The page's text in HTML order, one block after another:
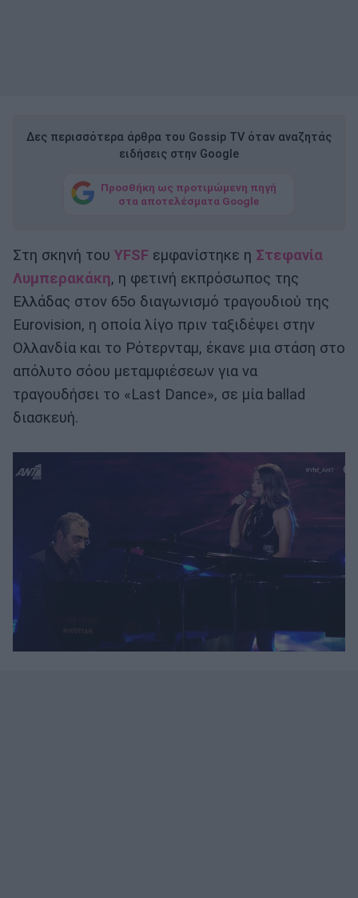
Δες περισσότερα άρθρα του Gossip TV όταν αναζητάς
ειδήσεις στην Google
Προσθήκη ως προτιμώμενη πηγή
στα αποτελέσματα Google
Στη σκηνή του YFSF εμφανίστηκε η Στεφανία
Λυμπερακάκη, η φετινή εκπρόσωπος της
Ελλάδας στον 65ο διαγωνισμό τραγουδιού της
Eurovision, η οποία λίγο πριν ταξιδέψει στην
Ολλανδία και το Ρότερνταμ, έκανε μια στάση στο
απόλυτο σόου μεταμφιέσεων για να
τραγουδήσει το «Last Dance», σε μία ballad
διασκευή.